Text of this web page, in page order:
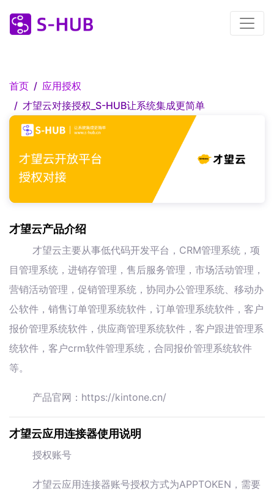
首页
应用授权
才望云对接授权_S-HUB让系统集成更简单
才望云产品介绍
才望云主要从事低代码开发平台，CRM管理系统，项
目管理系统，进销存管理，售后服务管理，市场活动管理，
营销活动管理，促销管理系统，协同办公管理系统、移动办
公软件，销售订单管理系统软件，订单管理系统软件，客户
报价管理系统软件，供应商管理系统软件，客户跟进管理系
统软件，客户crm软件管理系统，合同报价管理系统软件
等。
产品官网：https://kintone.cn/
才望云应用连接器使用说明
授权账号
才望云应用连接器账号授权方式为APPTOKEN，需要